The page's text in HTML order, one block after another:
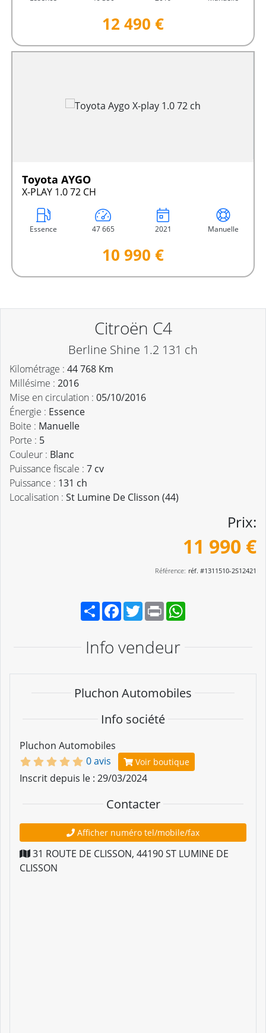
12 490 €
Toyota AYGO
X-PLAY 1.0 72 CH
Essence 47 665 2021 Manuelle
10 990 €
Citroën C4
Berline Shine 1.2 131 ch
Kilométrage : 44 768 Km
Millésime : 2016
Mise en circulation : 05/10/2016
Énergie : Essence
Boite : Manuelle
Porte : 5
Couleur : Blanc
Puissance fiscale : 7 cv
Puissance : 131 ch
Localisation : St Lumine De Clisson (44)
Prix:
11 990 €
Référence: réf. #1311510-2S12421
PartagerFacebook
TwitterPrint
Info vendeur
Pluchon Automobiles
Info société
Pluchon Automobiles
0 avis
Voir boutique
Inscrit depuis le : 29/03/2024
Contacter
Afficher numéro tel/mobile/fax
31 ROUTE DE CLISSON, 44190ST LUMINE DE
CLISSON